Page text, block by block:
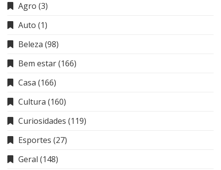
Agro (3)
Auto (1)
Beleza (98)
Bem estar(166)
Casa (166)
Cultura (160)
Curiosidades (119)
Esportes (27)
Geral (148)